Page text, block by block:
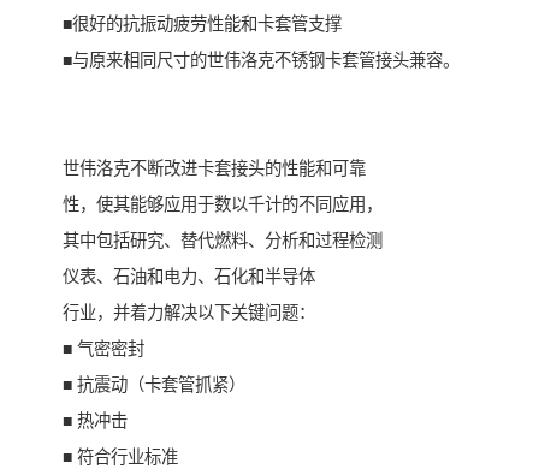
■很好的抗振动疲劳性能和卡套管支撑
■与原来相同尺寸的世伟洛克不锈钢卡套管接头兼容。
世伟洛克不断改进卡套接头的性能和可靠
性，使其能够应用于数以千计的不同应用，
其中包括研究、替代燃料、分析和过程检测
仪表、石油和电力、石化和半导体
行业，并着力解决以下关键问题：
■ 气密密封
■ 抗震动（卡套管抓紧）
■ 热冲击
■ 符合行业标准